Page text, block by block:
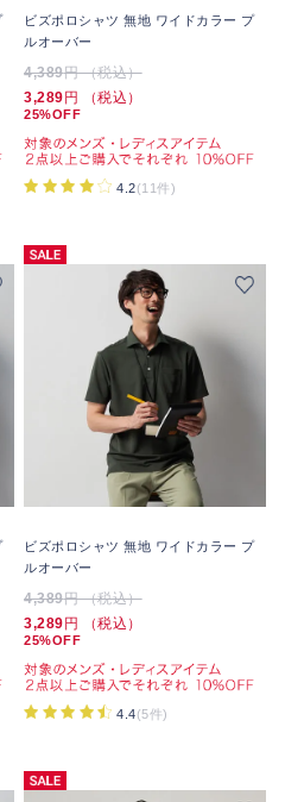
ビズポロシャツ 無地 ワイドカラー プ
ルオーバー
4,389円 （税込）
3,289円 （税込）
25%OFF
4.2(11件)
ビズポロシャツ 無地 ワイドカラー プ
ルオーバー
4,389円 （税込）
3,289円 （税込）
25%OFF
4.4(5件)